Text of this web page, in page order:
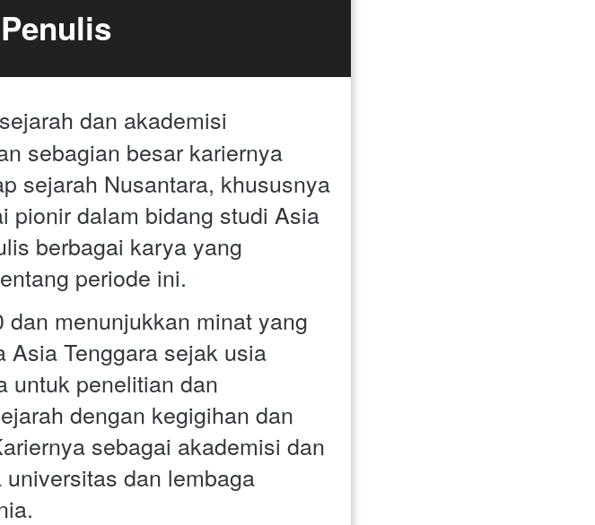
dan akademisi
sebagian besar kariernya
sejarah Nusantara, khususnya
pionir dalam bidang studi Asia
berbagai karya yang
periode ini.
menunjukkan minat yang
Asia Tenggara sejak usia
untuk penelitian dan
dengan kegigihan dan
sebagai akademisi dan
dan lembaga